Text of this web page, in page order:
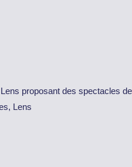
proposant des spectacles
Lens